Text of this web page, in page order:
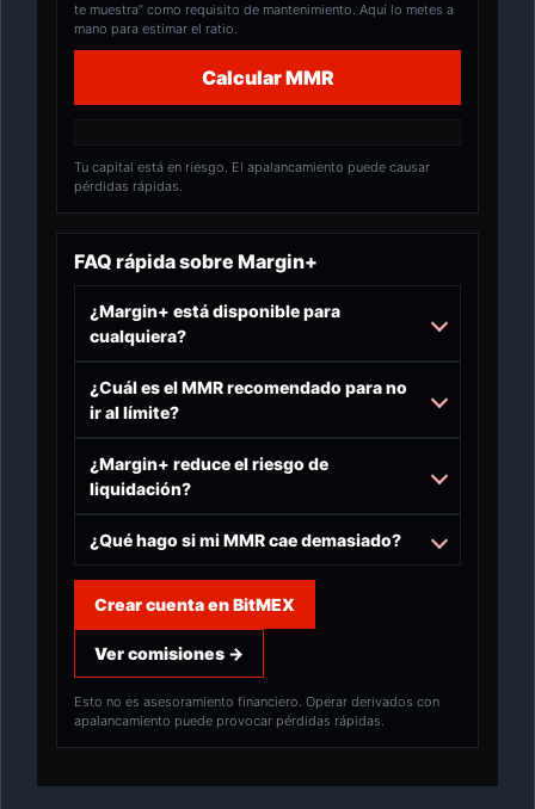
te muestra” como requisito de mantenimiento. Aquí lo metes a
mano para estimar el ratio.
Calcular MMR
Tu capital está en riesgo. El apalancamiento puede causar
pérdidas rápidas.
FAQ rápida sobre Margin+
¿Margin+ está disponible para
cualquiera?
¿Cuál es el MMR recomendado para no
ir al límite?
¿Margin+ reduce el riesgo de
liquidación?
¿Qué hago si mi MMR cae demasiado?
Crear cuenta en BitMEX
Ver comisiones →
Esto no es asesoramiento financiero. Operar derivados con
apalancamiento puede provocar pérdidas rápidas.